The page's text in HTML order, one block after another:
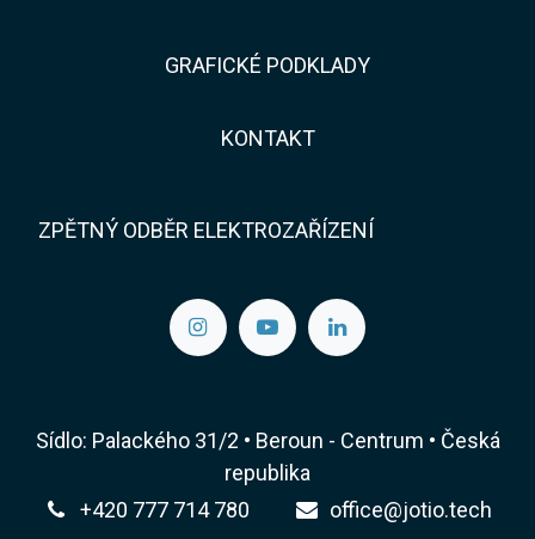
GRAFICKÉ PODKLADY
KONTAKT​​
ZPĚTNÝ ODBĚR ELEKTROZAŘÍZENÍ
Sídlo: Palackého 31/2 • Beroun - Centrum • Česká
republika
+420 777 714 780
office@jotio.tech